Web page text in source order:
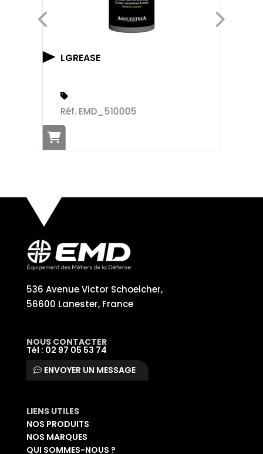
LGREASE
Réf. EMD_510005
536 Avenue Victor Schoelcher,
56600 Lanester, France
NOUS CONTACTER
Tél : 02 97 05 53 74
ENVOYER UN MESSAGE
LIENS UTILES
NOS PRODUITS
NOS MARQUES
QUI SOMMES-NOUS ?